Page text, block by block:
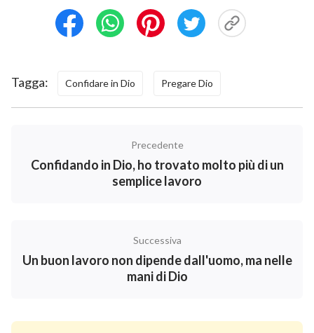
disposizioni. Per tenere un simile atteggiamento,
per possedere una simile qualità, dovete lavorare
disposta da Dio, e tutto andrà come deve andare
secondo i piani di Dio. Anche se sono in difficoltà, Dio
tutto a tale scopo. L’unica cosa che posso fare, ora, è
pregare Dio, perseguire la Sua volontà, e accettare e
sottomettermi alle Sue disposizioni e orchestrazioni”.
sentii molto più sollevata: non ero più depressa come
prima. Pregai Dio per affidarGli di nuovo le mie
difficoltà e per chiederGli di guidarmi e aiutarmi.
compagno mi disse che una pizzeria lì vicino cercava
Tagga: Confidare in Dio Pregare Dio
Precedente
Confidando in Dio, ho trovato molto più di un
semplice lavoro
Successiva
Un buon lavoro non dipende dall'uomo, ma nelle
mani di Dio